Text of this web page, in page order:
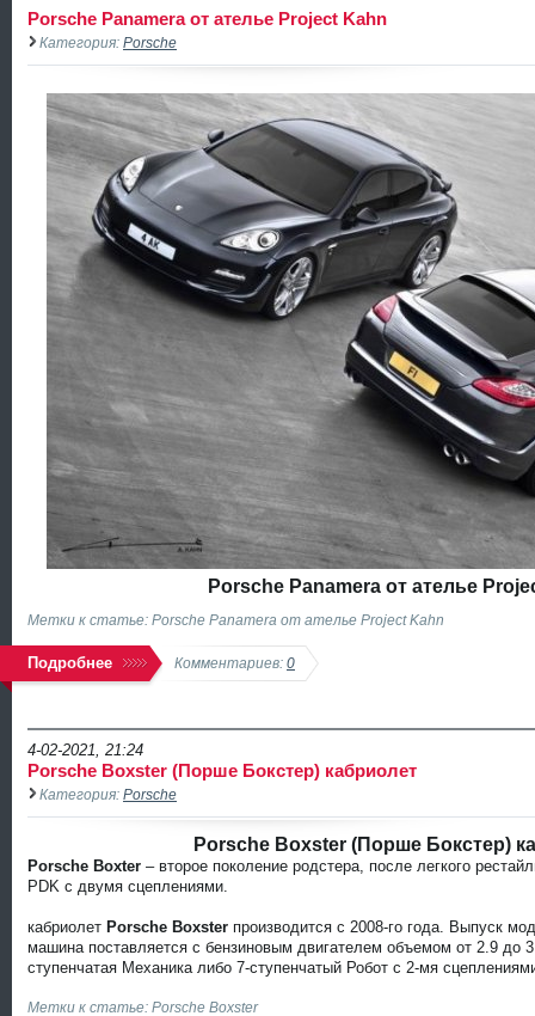
Porsche Panamera от ателье Project Kahn
Категория: Porsche
Porsche Panamera от ателье
Метки к статье: Porsche Panamera от ателье Project Kahn
Подробнее Комментариев: 0
4-02-2021, 21:24
Porsche Boxster (Порше Бокстер) кабриолет
Категория: Porsche
Porsche Boxster (Порше Бокстер)
Porsche Boxter – второе поколение родстера, после легкого
PDK с двумя сцеплениями.
кабриолет Porsche Boxster производится с 2008-го года. Выпуск
машина поставляется с бензиновым двигателем объемом от 2.9 до
ступенчатая Механика либо 7-ступенчатый Робот с 2-мя
Метки к статье: Porsche Boxster